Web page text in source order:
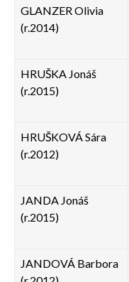
GLANZER Olivia
(r.2014)
HRUŠKA Jonáš
(r.2015)
HRUŠKOVÁ Sára
(r.2012)
JANDA Jonáš
(r.2015)
JANDOVÁ Barbora